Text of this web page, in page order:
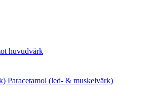
huvudvärk
Paracetamol (led- & muskelvärk)